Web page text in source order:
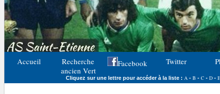
Accueil
Recherche
ancien Vert
Facebook Twitter
Cliquez sur une lettre pour accéder à la liste : A - B - C- D- E